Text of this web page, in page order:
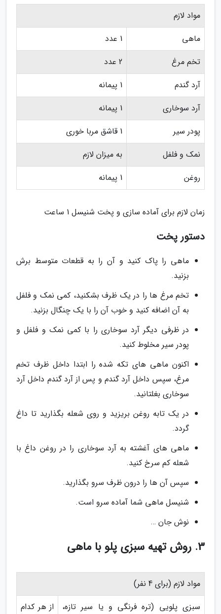
مواد لازم
ماهی
1 عدد
تخم مرغ
2 عدد
آرد گندم
1 پیمانه
آرد سوخاری
1 پیمانه
پودر سیر
1 قاشق مربا خوری
نمک و فلفل
به میزان لازم
روغن
1 پیمانه
زمان لازم برای آماده سازی و پخت شنیسل 1 ساعت
دستور پخت
ماهی را پاک کنید و آن را به قطعات متوسط برش
بزنید.
تخم مرغ ها را در یک ظرف بشکنید، کمی نمک و فلفل
به آن اضافه کنید و خوب آن را با یک چنگال بزنید.
در ظرفی دیگر آرد سوخاری را با کمی نمک و فلفل و
پودر سیر مخلوط کنید.
اکنون ماهی های تکه شده را ابتدا داخل ظرف تخم
مرغ، سپس داخل آرد گندم و پس از آرد گندم داخل آرد
سوخاری بغلتانید.
در یک تابه روغن بریزید و روی شعله بگذارید تا داغ
گردد.
ماهی های آغشته به آرد سوخاری را در روغن داغ با
شعله کم سرخ کنید.
سپس آن ها را درون ظرف سرو بگذارید.
شنیسل ماهی شما آماده سرو است.
نوش جان …
3. روش تهیه سبزی پلو با ماهی
مواد لازم (برای 4 نفر)
سبزی پلویی (تره فرنگی و یا سیر تازه،
از هر کدام